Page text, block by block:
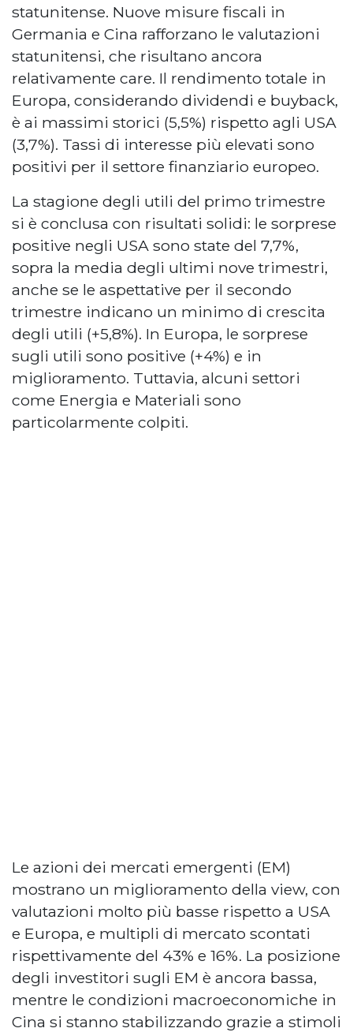
statunitense. Nuove misure fiscali in
Germania e Cina rafforzano le valutazioni
statunitensi, che risultano ancora
relativamente care. Il rendimento totale in
Europa, considerando dividendi e buyback,
è ai massimi storici (5,5%) rispetto agli USA
(3,7%). Tassi di interesse più elevati sono
positivi per il settore finanziario europeo.
La stagione degli utili del primo trimestre
si è conclusa con risultati solidi: le sorprese
positive negli USA sono state del 7,7%,
sopra la media degli ultimi nove trimestri,
anche se le aspettative per il secondo
trimestre indicano un minimo di crescita
degli utili (+5,8%). In Europa, le sorprese
sugli utili sono positive (+4%) e in
miglioramento. Tuttavia, alcuni settori
come Energia e Materiali sono
particolarmente colpiti.
Le azioni dei mercati emergenti (EM)
mostrano un miglioramento della view, con
valutazioni molto più basse rispetto a USA
e Europa, e multipli di mercato scontati
rispettivamente del 43% e 16%. La posizione
degli investitori sugli EM è ancora bassa,
mentre le condizioni macroeconomiche in
Cina si stanno stabilizzando grazie a stimoli